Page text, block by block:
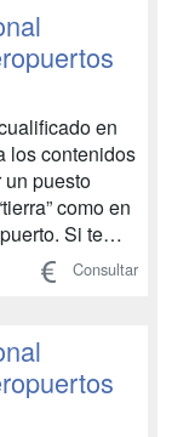
con las
en la
en
los contenidos
puesto
como en
Si te
difícil
lo que
Consultar